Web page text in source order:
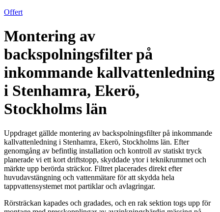
Offert
Montering av
backspolningsfilter på
inkommande kallvattenledning
i Stenhamra, Ekerö,
Stockholms län
Uppdraget gällde montering av backspolningsfilter på inkommande
kallvattenledning i Stenhamra, Ekerö, Stockholms län. Efter
genomgång av befintlig installation och kontroll av statiskt tryck
planerade vi ett kort driftstopp, skyddade ytor i teknikrummet och
märkte upp berörda sträckor. Filtret placerades direkt efter
huvudavstängning och vattenmätare för att skydda hela
tappvattensystemet mot partiklar och avlagringar.
Rörsträckan kapades och gradades, och en rak sektion togs upp för